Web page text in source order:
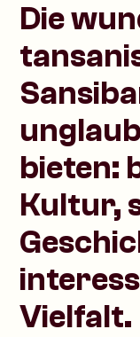
Die
bieten:
Kultur,
Vielfalt.